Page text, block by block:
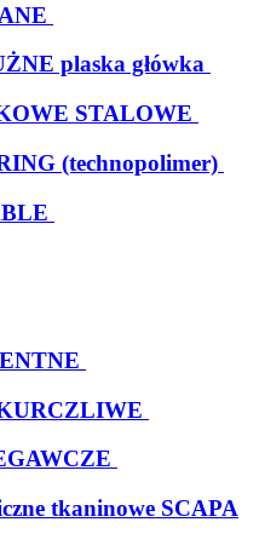
plaska główka
STALOWE
(technopolimer)
tkaninowe SCAPA